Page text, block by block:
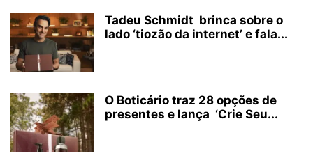
Tadeu Schmidt brinca sobre o
lado ‘tiozão da internet’ e fala...
O Boticário traz 28 opções de
presentes e lança ‘Crie Seu...